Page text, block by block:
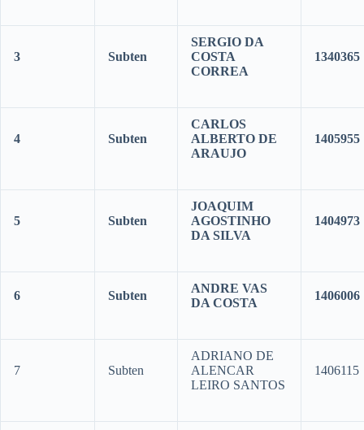
3 Subten
SERGIO DA
COSTA
CORREA
1340365
4 Subten
CARLOS
ALBERTO DE
ARAUJO
1405955
5 Subten
JOAQUIM
AGOSTINHO
DA SILVA
1404973
6 Subten
ANDRE VAS
DA COSTA
1406006
7 Subten
ADRIANO DE
ALENCAR
LEIRO SANTOS
1406115